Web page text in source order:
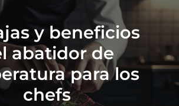
y beneficios
abatidor de
para los
chefs